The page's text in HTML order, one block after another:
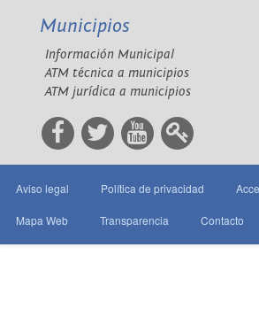
Municipios
Información Municipal
ATM técnica a municipios
ATM jurídica a municipios
Aviso legal Política de privacidad
Mapa Web Transparencia Contacto